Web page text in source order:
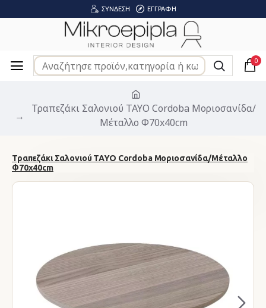
ΣΎΝΔΕΣΗ ΕΓΓΡΑΦΉ
0
Τραπεζάκι Σαλονιού TAYO Cordoba Μοριοσανίδα/
Μέταλλο Φ70x40cm
Τραπεζάκι Σαλονιού TAYO Cordoba Μοριοσανίδα/Μέταλλο
Φ70x40cm